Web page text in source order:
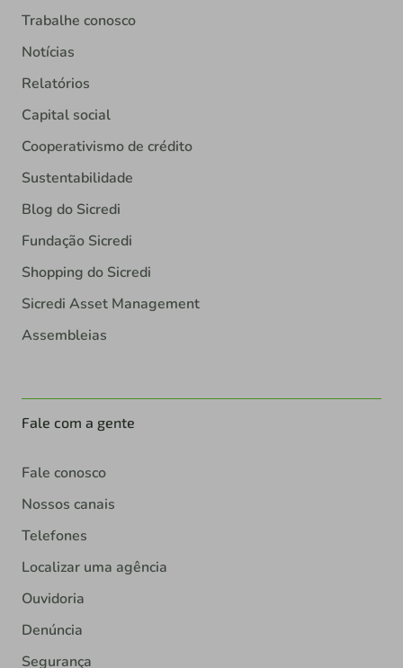
Trabalhe conosco
Notícias
Relatórios
Capital social
Cooperativismo de crédito
Sustentabilidade
Blog do Sicredi
Fundação Sicredi
Shopping do Sicredi
Sicredi Asset Management
Assembleias
Fale com a gente
Fale conosco
Nossos canais
Telefones
Localizar uma agência
Ouvidoria
Denúncia
Segurança